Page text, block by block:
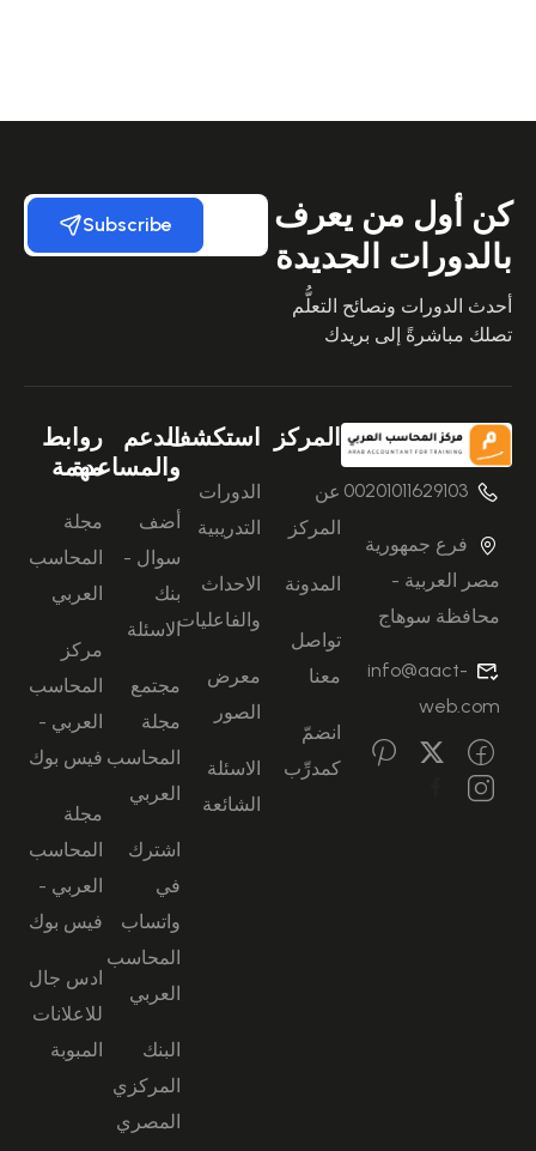
كن أول من يعرف
بالدورات الجديدة
أحدث الدورات ونصائح التعلُّم
تصلك مباشرةً إلى بريدك
Subscribe
00201011629103
فرع جمهورية
مصر العربية -
محافظة سوهاج
info@aact-
web.com
المركز
عن
المركز
المدونة
تواصل
معنا
انضمّ
كمدرِّب
استكشف
الدورات
التدريبية
الاحداث
والفاعليات
معرض
الصور
الاسئلة
الشائعة
الدعم
والمساعدة
أضف
سوال -
بنك
الاسئلة
مجتمع
مجلة
المحاسب
العربي
اشترك
في
واتساب
المحاسب
العربي
البنك
المركزي
المصري
روابط
مهمة
مجلة
المحاسب
العربي
مركز
المحاسب
العربي -
فيس بوك
مجلة
المحاسب
العربي -
فيس بوك
ادس جال
للاعلانات
المبوبة